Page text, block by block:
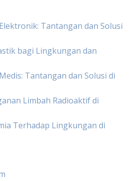
Tantangan dan Solusi
bagi Lingkungan dan
Tantangan dan Solusi di
Limbah Radioaktif di
Terhadap Lingkungan di